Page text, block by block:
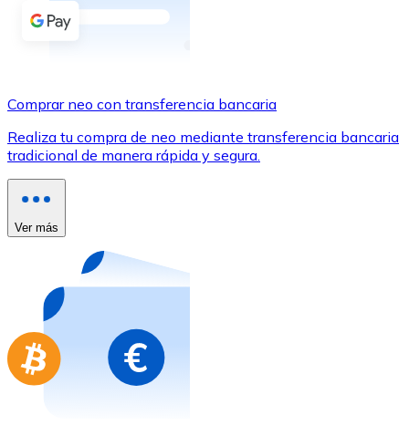
Transferencia SEPA
Utiliza tarjetas Visa y Mastercard para comprar
Comprar con tarjeta
Compra tarjetas regalo de tus marcas favoritas con
Ir a la tienda de tarjetas regalo
Comprar neo con transferencia bancaria
Realiza tu compra de neo mediante transferencia bancaria
tradicional de manera rápida y segura.
Ver más